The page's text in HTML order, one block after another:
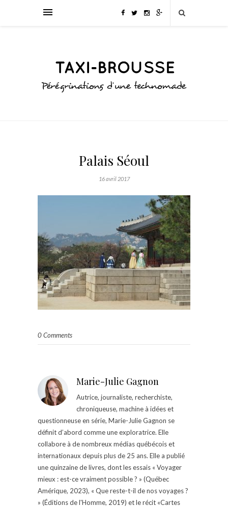
Palais Séoul
16 avril 2017
0 Comments
Marie-Julie Gagnon
Autrice, journaliste, recherchiste,
chroniqueuse, machine à idées et
questionneuse en série, Marie-Julie Gagnon se
définit d’abord comme une exploratrice. Elle
collabore à de nombreux médias québécois et
internationaux depuis plus de 25 ans. Elle a publié
une quinzaine de livres, dont les essais « Voyager
mieux : est-ce vraiment possible ? » (Québec
Amérique, 2023), « Que reste-t-il de nos voyages ?
» (Éditions de l'Homme, 2019) et le récit «Cartes